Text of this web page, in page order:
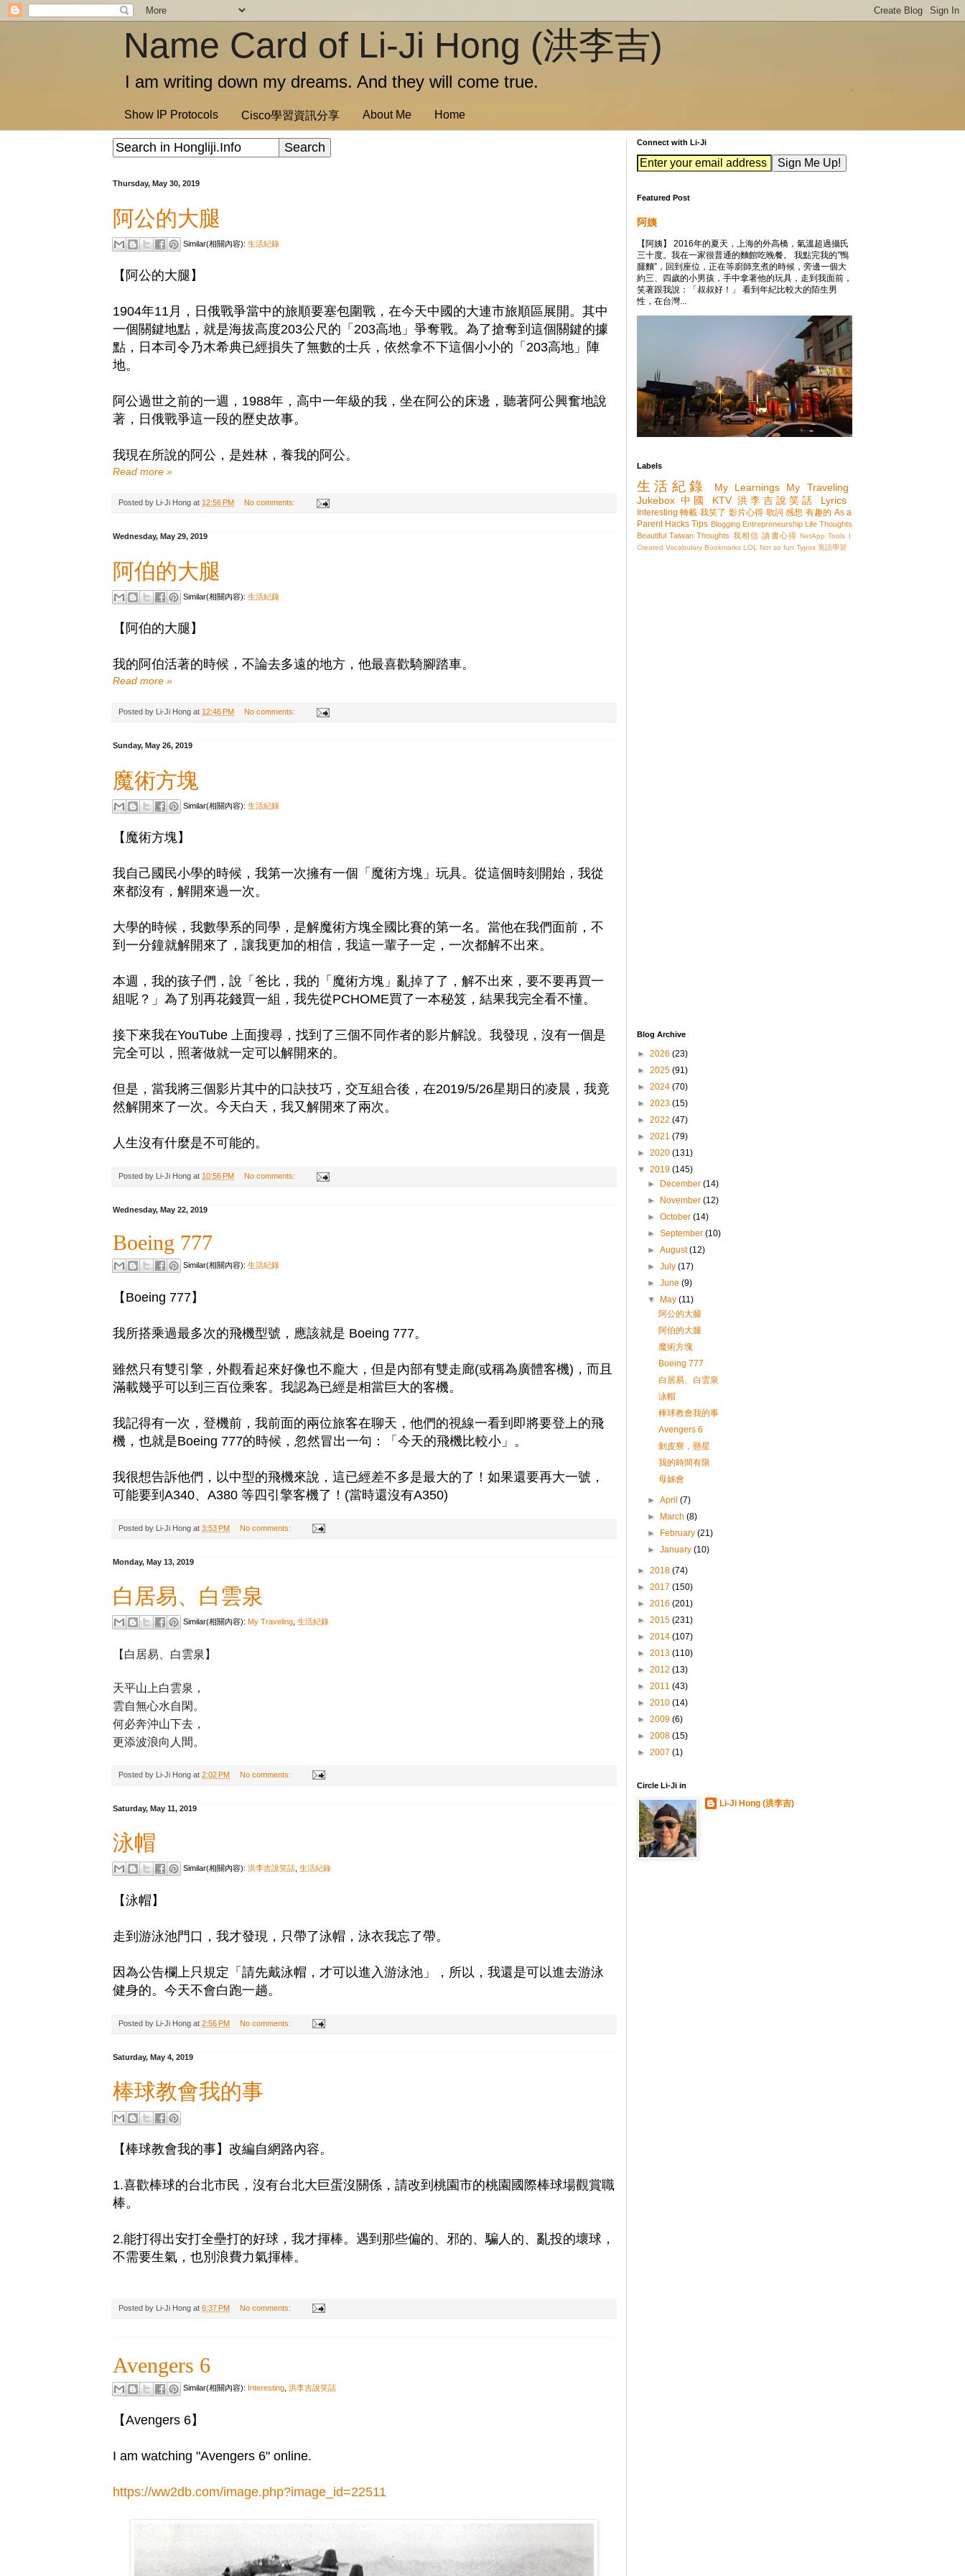
Name Card of Li-Ji Hong (洪李吉)
I am writing down my dreams. And they will come true.
Show IP Protocols Cisco學習資訊分享 About Me Home
Thursday, May 30, 2019
阿公的大腿
Similar(相關內容): 生活紀錄
【阿公的大腿】
1904年11月，日俄戰爭當中的旅順要塞包圍戰，在今天中國的大連市旅順區展開。其中
一個關鍵地點，就是海拔高度203公尺的「203高地」爭奪戰。為了搶奪到這個關鍵的據
點，日本司令乃木希典已經損失了無數的士兵，依然拿不下這個小小的「203高地」陣
地。
阿公過世之前的一週，1988年，高中一年級的我，坐在阿公的床邊，聽著阿公興奮地說
著，日俄戰爭這一段的歷史故事。
我現在所說的阿公，是姓林，養我的阿公。
Read more »
Posted by Li-Ji Hong at 12:56 PM No comments:
Wednesday, May 29, 2019
阿伯的大腿
Similar(相關內容): 生活紀錄
【阿伯的大腿】
我的阿伯活著的時候，不論去多遠的地方，他最喜歡騎腳踏車。
Read more »
Posted by Li-Ji Hong at 12:46 PM No comments:
Sunday, May 26, 2019
魔術方塊
Similar(相關內容): 生活紀錄
【魔術方塊】
我自己國民小學的時候，我第一次擁有一個「魔術方塊」玩具。從這個時刻開始，我從
來都沒有，解開來過一次。
大學的時候，我數學系的同學，是解魔術方塊全國比賽的第一名。當他在我們面前，不
到一分鐘就解開來了，讓我更加的相信，我這一輩子一定，一次都解不出來。
本週，我的孩子們，說「爸比，我的「魔術方塊」亂掉了了，解不出來，要不要再買一
組呢？」為了別再花錢買一組，我先從PCHOME買了一本秘笈，結果我完全看不懂。
接下來我在YouTube 上面搜尋，找到了三個不同作者的影片解說。我發現，沒有一個是
完全可以，照著做就一定可以解開來的。
但是，當我將三個影片其中的口訣技巧，交互組合後，在2019/5/26星期日的凌晨，我竟
然解開來了一次。今天白天，我又解開來了兩次。
人生沒有什麼是不可能的。
Posted by Li-Ji Hong at 10:56 PM No comments:
Wednesday, May 22, 2019
Boeing 777
Similar(相關內容): 生活紀錄
【Boeing 777】
我所搭乘過最多次的飛機型號，應該就是 Boeing 777。
雖然只有雙引擎，外觀看起來好像也不龐大，但是內部有雙走廊(或稱為廣體客機)，而且
滿載幾乎可以到三百位乘客。我認為已經是相當巨大的客機。
我記得有一次，登機前，我前面的兩位旅客在聊天，他們的視線一看到即將要登上的飛
機，也就是Boeing 777的時候，忽然冒出一句：「今天的飛機比較小」。
我很想告訴他們，以中型的飛機來說，這已經差不多是最大的了！如果還要再大一號，
可能要到A340、A380 等四引擎客機了！(當時還沒有A350)
Posted by Li-Ji Hong at 3:53 PM No comments:
Monday, May 13, 2019
白居易、白雲泉
Similar(相關內容): My Traveling 生活紀錄
【白居易、白雲泉】
天平山上白雲泉，
雲自無心水自閑。
何必奔沖山下去，
更添波浪向人間。
Posted by Li-Ji Hong at 2:02 PM No comments:
Saturday, May 11, 2019
泳帽
Similar(相關內容): 洪李吉說笑話 生活紀錄
【泳帽】
走到游泳池門口，我才發現，只帶了泳帽，泳衣我忘了帶。
因為公告欄上只規定「請先戴泳帽，才可以進入游泳池」，所以，我還是可以進去游泳
健身的。今天不會白跑一趟。
Posted by Li-Ji Hong at 2:56 PM No comments:
Saturday, May 4, 2019
棒球教會我的事
【棒球教會我的事】改編自網路內容。
1.喜歡棒球的台北市民，沒有台北大巨蛋沒關係，請改到桃園市的桃園國際棒球場觀賞職
棒。
2.能打得出安打全壘打的好球，我才揮棒。遇到那些偏的、邪的、騙人的、亂投的壞球，
不需要生氣，也別浪費力氣揮棒。
Posted by Li-Ji Hong at 6:37 PM No comments:
Avengers 6
Similar(相關內容): Interesting 洪李吉說笑話
【Avengers 6】
I am watching "Avengers 6" online.
https://ww2db.com/image.php?image_id=22511
Connect with Li-Ji
Featured Post
阿姨
【阿姨】 2016年的夏天，上海的外高橋，氣溫超過攝氏
三十度。我在一家很普通的麵館吃晚餐。 我點完我的”鴨
腿麵”，回到座位，正在等廚師烹煮的時候，旁邊一個大
約三、四歲的小男孩，手中拿著他的玩具，走到我面前，
笑著跟我說：「叔叔好！」 看到年紀比較大的陌生男
性，在台灣...
Labels
生活紀錄 My Learnings
My Traveling
Jukebox 中國 KTV 洪李吉說笑話 Lyrics
Interesting 轉載 我笑了 影片心得 歌詞 感想 有趣的 As a
Parent Hacks Tips Blogging Entrepreneurship Life Thoughts
Beautiful Taiwan Thoughts 我相信 讀書心得 NetApp Tools I
Created Vocabulary Bookmarks LOL Not so fun Typos 英語學習
Blog Archive
► 2026 (23)
► 2025 (91)
► 2024 (70)
► 2023 (15)
► 2022 (47)
► 2021 (79)
► 2020 (131)
▼ 2019 (145)
►
December(14)
►
November(12)
►October(14)
►September(10)
►August(12)
►July(17)
►June(9)
▼
May(11)
阿公的大腿
阿伯的大腿
魔術方塊
Boeing 777
白居易、白雲泉
泳帽
棒球教會我的事
Avengers 6
剝皮寮，懸星
我的時間有限
母姊會
►April(7)
►
March(8)
►
February(21)
►January(10)
► 2018 (74)
► 2017 (150)
► 2016 (201)
► 2015 (231)
► 2014 (107)
► 2013 (110)
► 2012 (13)
► 2011 (43)
► 2010 (14)
► 2009 (6)
► 2008 (15)
► 2007 (1)
Circle Li-Ji in
Li-Ji Hong (洪李吉)